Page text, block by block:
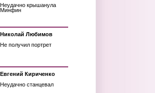
Неудачно крышанула
Минфин
Николай Любимов
Не получил портрет
Евгений Кириченко
Неудачно станцевал